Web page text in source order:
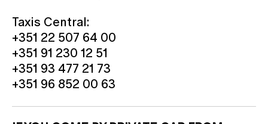
Taxis Central:
+351 22 507 64 00
+351 91 230 12 51
+351 93 477 21 73
+351 96 852 00 63